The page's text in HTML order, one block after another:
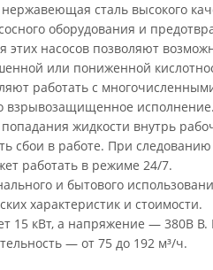
сталь высокого
оборудования и
насосов позволяют
или пониженной
работать с
взрывозащищенное исполнение.
жидкости внутрь
сбои в работе. При следованию
работать в режиме 24/7.
и бытового
характеристик и стоимости.
15 кВт, а напряжение — 380В В.
— от 75 до 192 м³/ч.